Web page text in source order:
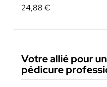
24,88 €
Votre allié pour
pédicure